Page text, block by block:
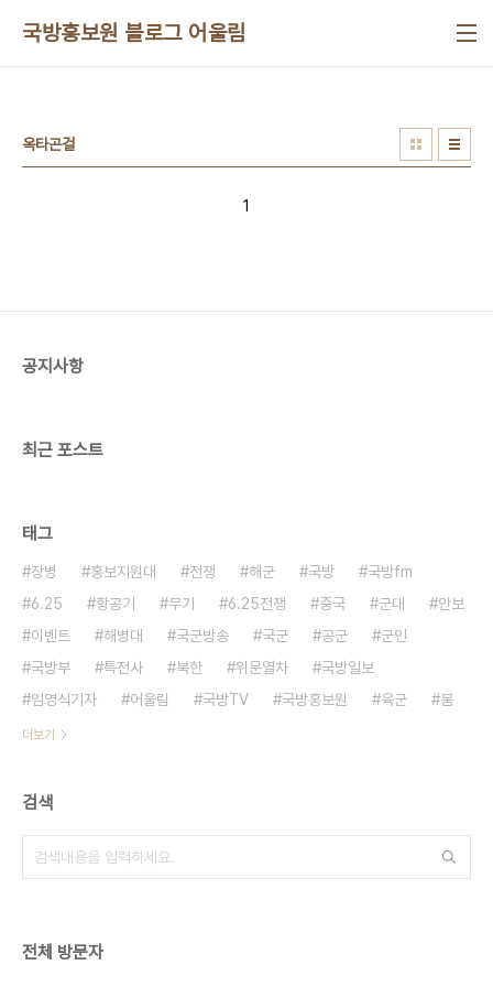
국방홍보원 블로그 어울림
옥타곤걸
1
공지사항
최근 포스트
태그
장병 홍보지원대 전쟁 해군 국방
국방fm
6.25
항공기 무기 6.25전쟁 중국 군대
안보
이벤트
해병대 국군방송 국군 공군
군인
국방부
특전사 북한 위문열차
국방일보
임영식기자
어울림 국방TV 국방홍보원 육군 붐
더보기
검색
전체 방문자